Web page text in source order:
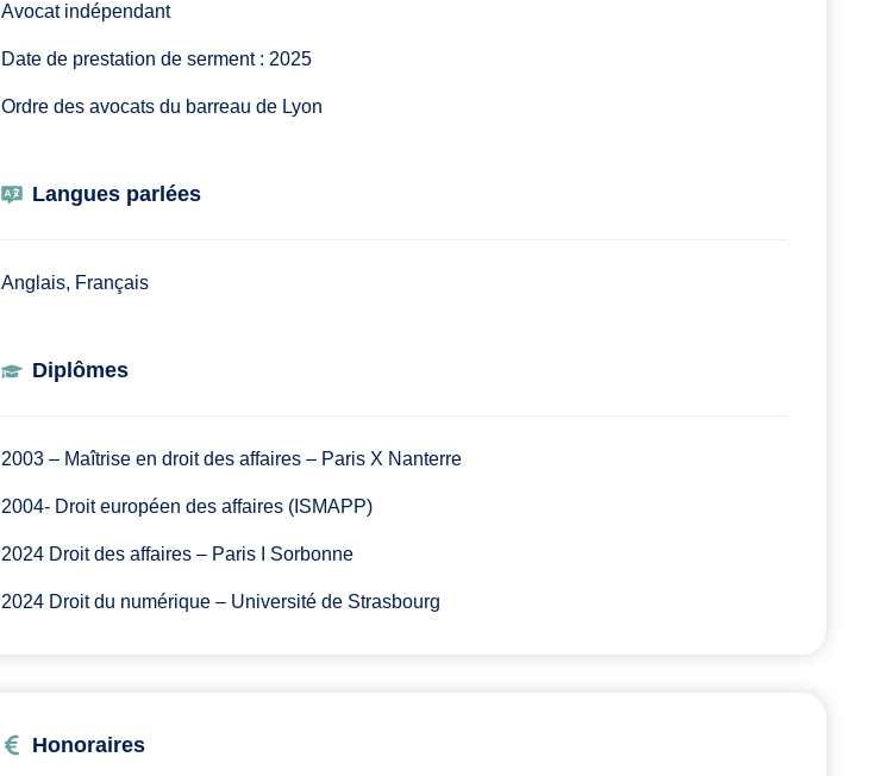
Avocat indépendant
Date de prestation de serment : 2025
Ordre des avocats du barreau de Lyon
Langues parlées
Anglais, Français
Diplômes
2003 – Maîtrise en droit des affaires – Paris X Nanterre
2004- Droit européen des affaires (ISMAPP)
2024 Droit des affaires – Paris I Sorbonne
2024 Droit du numérique – Université de Strasbourg
Honoraires